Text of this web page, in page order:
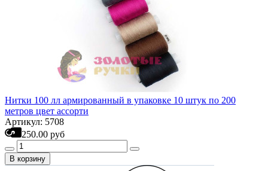
Нитки 100 лл армированный в упаковке 10 штук по 200
метров цвет ассорти
Артикул: 5708
250.00 руб
В корзину